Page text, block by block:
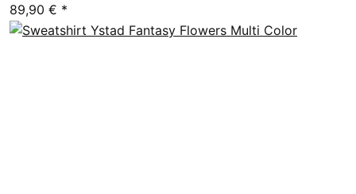
89,90 € *